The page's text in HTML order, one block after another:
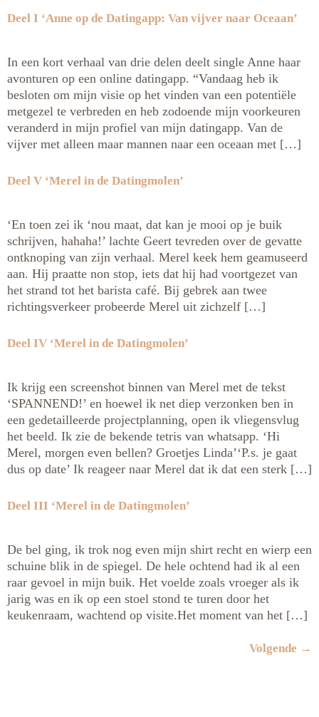
Deel I ‘Anne op de Datingapp: Van vijver naar Oceaan’
In een kort verhaal van drie delen deelt single Anne haar
avonturen op een online datingapp. “Vandaag heb ik
besloten om mijn visie op het vinden van een potentiële
metgezel te verbreden en heb zodoende mijn voorkeuren
veranderd in mijn profiel van mijn datingapp. Van de
vijver met alleen maar mannen naar een oceaan met […]
Deel V ‘Merel in de Datingmolen’
‘En toen zei ik ‘nou maat, dat kan je mooi op je buik
schrijven, hahaha!’ lachte Geert tevreden over de gevatte
ontknoping van zijn verhaal. Merel keek hem geamuseerd
aan. Hij praatte non stop, iets dat hij had voortgezet van
het strand tot het barista café. Bij gebrek aan twee
richtingsverkeer probeerde Merel uit zichzelf […]
Deel IV ‘Merel in de Datingmolen’
Ik krijg een screenshot binnen van Merel met de tekst
‘SPANNEND!’ en hoewel ik net diep verzonken ben in
een gedetailleerde projectplanning, open ik vliegensvlug
het beeld. Ik zie de bekende tetris van whatsapp. ‘Hi
Merel, morgen even bellen? Groetjes Linda’‘P.s. je gaat
dus op date’ Ik reageer naar Merel dat ik dat een sterk […]
Deel III ‘Merel in de Datingmolen’
De bel ging, ik trok nog even mijn shirt recht en wierp een
schuine blik in de spiegel. De hele ochtend had ik al een
raar gevoel in mijn buik. Het voelde zoals vroeger als ik
jarig was en ik op een stoel stond te turen door het
keukenraam, wachtend op visite.Het moment van het […]
Volgende →